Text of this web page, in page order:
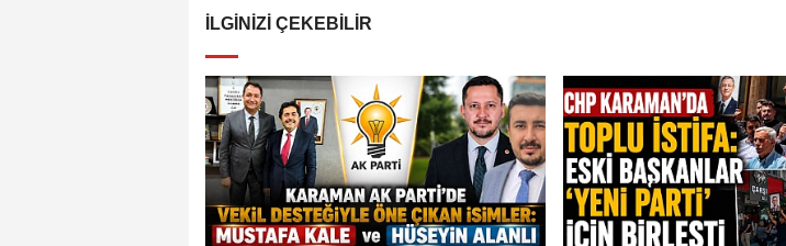
İLGINIZI ÇEKEBILIR